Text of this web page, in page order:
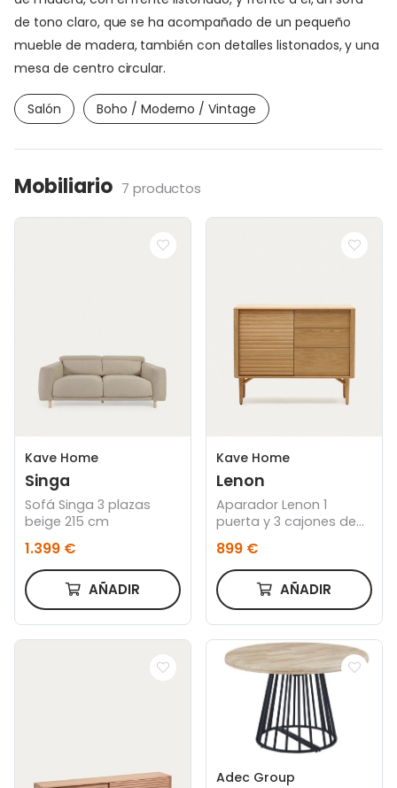
de tono claro, que se ha acompañado de un pequeño
mueble de madera, también con detalles listonados, y una
mesa de centro circular.
Salón Boho / Moderno / Vintage
Mobiliario 7 productos
Kave Home
Singa
Sofá Singa 3 plazas
beige 215 cm
1.399 €
AÑADIR
Kave Home
Lenon
Aparador Lenon 1
puerta y 3 cajones de
roble 105 x 84 cm FSC
MIX Credit
899 €
AÑADIR
Adec Group